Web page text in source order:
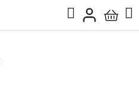
Hledat
košík